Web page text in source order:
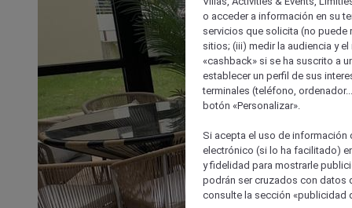
o acceder a información en su
servicios que solicita (no puede
sitios; (iii) medir la audiencia y
«cashback» si se ha suscrito a
establecer un perfil de sus
terminales (teléfono,
botón «Personalizar».
Si acepta el uso de
electrónico (si lo ha facilitado)
y fidelidad para mostrarle
podrán ser cruzados con datos
consulte la sección «publicidad